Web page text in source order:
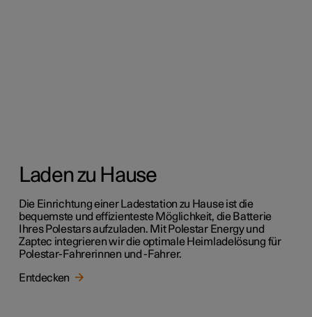
Laden zu Hause
Die Einrichtung einer Ladestation zu Hause ist die
bequemste und effizienteste Möglichkeit, die Batterie
Ihres Polestars aufzuladen. Mit Polestar Energy und
Zaptec integrieren wir die optimale Heimladelösung für
Polestar-Fahrerinnen und -Fahrer.
Entdecken